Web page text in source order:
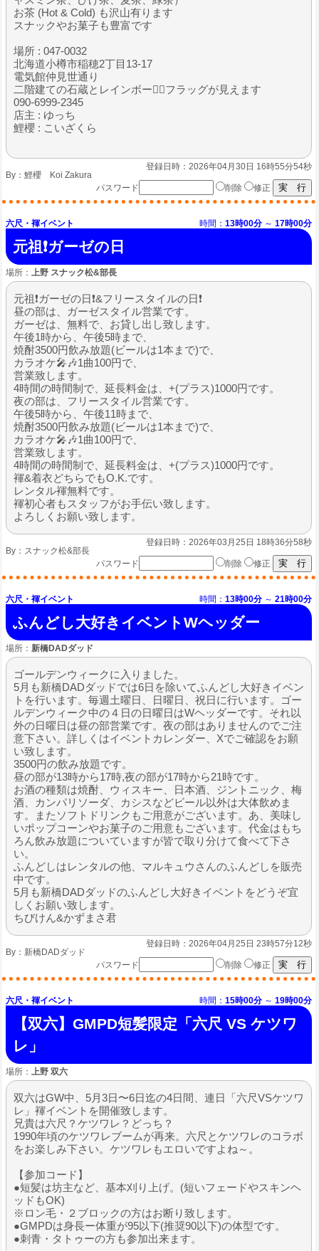
お茶 (Hot & Cold) も沢山有ります
スナックやお菓子も豊富です
場所 : 047-0032
北海道小樽市稲穂2丁目13-17
電気館仲見世通り
二階建ての石蔵とレインボー🏳️‍🌈フラッグが見えます
090-6999-2345
店主 : ゆっち
鯉櫻 : こいざくら
登録日時：2026年04月30日 16時55分54秒
By： 鯉櫻 Koi Zakura
パスワード
削除 修正
六尺・褌イベント 時間： 13時00分 ～ 17時00分
元祖❗ガーゼの日
場所： 上野 スナック松&部長
元祖❗ガーゼの日❗&フリースタイルの日❗
昼の部は、ガーゼスタイル営業です。
ガーゼは、無料で、お貸し出し致します。
午後1時から、午後5時まで、
焼酎3500円飲み放題(ビールは1本まで)で、
カラオケ🎤🎶1曲100円で、
営業致します。
4時間の時間制で、延長料金は、+(プラス)1000円です。
夜の部は、フリースタイル営業です。
午後5時から、午後11時まで、
焼酎3500円飲み放題(ビールは1本まで)で、
カラオケ🎤🎶1曲100円で、
営業致します。
4時間の時間制で、延長料金は、+(プラス)1000円です。
褌&着衣どちらでもO.K.です。
レンタル褌無料です。
褌初心者もスタッフがお手伝い致します。
よろしくお願い致します。
登録日時：2026年03月25日 18時36分58秒
By： スナック松&部長
パスワード
削除 修正
六尺・褌イベント 時間： 13時00分 ～ 21時00分
ふんどし大好きイベントWヘッダー
場所： 新橋DADダッド
ゴールデンウィークに入りました。
5月も新橋DADダッドでは6日を除いてふんどし大好きイベン
トを行います。毎週土曜日、日曜日、祝日に行います。ゴー
ルデンウィーク中の４日の日曜日はWヘッダーです。それ以
外の日曜日は昼の部営業です。夜の部はありませんのでご注
意下さい。詳しくはイベントカレンダー、Xでご確認をお願
い致します。
3500円の飲み放題です。
昼の部が13時から17時,夜の部が17時から21時です。
お酒の種類は焼酎、ウィスキー、日本酒、ジントニック、梅
酒、カンパリソーダ、カシスなどビール以外は大体飲めま
す。またソフトドリンクもご用意がございます。あ、美味し
いポップコーンやお菓子のご用意もございます。代金はもち
ろん飲み放題についていますが皆で取り分けて食べて下さ
い。
ふんどしはレンタルの他、マルキュウさんのふんどしを販売
中です。
5月も新橋DADダッドのふんどし大好きイベントをどうぞ宜
しくお願い致します。
ちびけん&かずまさ君
登録日時：2026年04月25日 23時57分12秒
By： 新橋DADダッド
パスワード
削除 修正
六尺・褌イベント 時間： 15時00分 ～ 19時00分
【双六】GMPD短髪限定「六尺 VS ケツワ
レ」
場所： 上野 双六
双六はGW中、5月3日〜6日迄の4日間、連日「六尺VSケツワ
レ」褌イベントを開催致します。
兄貴は六尺？ケツワレ？どっち？
1990年頃のケツワレブームが再来。六尺とケツワレのコラボ
をお楽しみ下さい。ケツワレもエロいですよね～。
【参加コード】
●短髪は坊主など、基本刈り上げ。(短いフェードやスキンヘ
ッドもOK)
※ロン毛・２ブロックの方はお断り致します。
●GMPDは身長ー体重が95以下(推奨90以下)の体型です。
●刺青・タトゥーの方も参加出来ます。